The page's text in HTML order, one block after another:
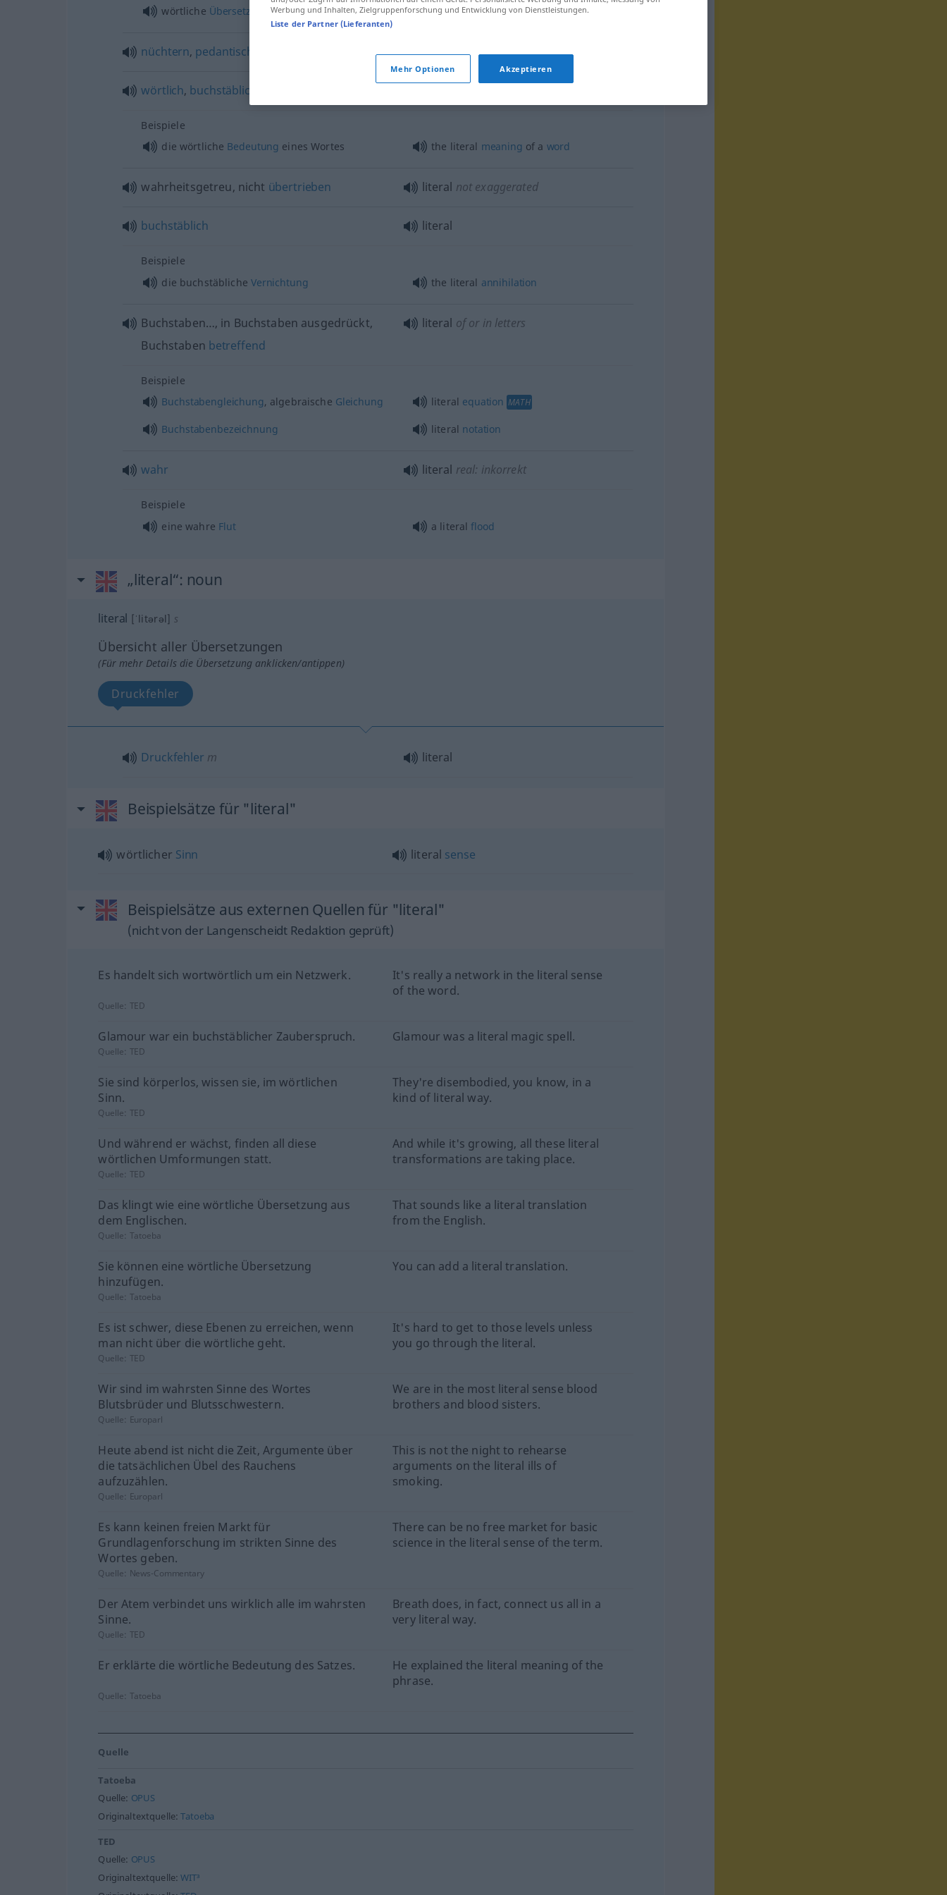
wörtliche Übersetzung literaltranslation
nüchtern, pedantisch literalmatter-of-fact
wörtlich, buchstäblich
Beispiele
die wörtliche Bedeutung eines Wortes the literal meaning of a word
wahrheitsgetreu, nicht übertrieben literal not exaggerated
buchstäblich literal
Beispiele
die buchstäbliche Vernichtung the literal annihilation
Buchstaben…, in Buchstaben ausgedrückt,
Buchstaben betreffend
literal of or in letters
Beispiele
Buchstabengleichung, algebraische Gleichung literal equation MATH
Buchstabenbezeichnung literal notation
wahr literal real: inkorrekt
Beispiele
eine wahre Flut a literalflood
„literal“: noun
literal [ˈlitərəl] s
Übersicht aller Übersetzungen
(Für mehr Details die Übersetzung anklicken/antippen)
Druckfehler
Druckfehler m literal
Beispielsätze für "literal"
wörtlicher Sinn literal sense
Beispielsätze aus externen Quellen für "literal"
(nicht von der Langenscheidt Redaktion geprüft)
Es handelt sich wortwörtlich um ein Netzwerk.
It's really a network in the literal sense
of the word.
Quelle: TED
Glamour war ein buchstäblicher Zauberspruch. Glamour was a literal magic spell.
Quelle: TED
Sie sind körperlos, wissen sie, im wörtlichen
Sinn.
They're disembodied, you know, in a
kind of literal way.
Quelle: TED
Und während er wächst, finden all diese
wörtlichen Umformungen statt.
And while it's growing, all these literal
transformations are taking place.
Quelle: TED
Das klingt wie eine wörtliche Übersetzung aus
dem Englischen.
That sounds like a literal translation
from the English.
Quelle: Tatoeba
Sie können eine wörtliche Übersetzung
hinzufügen.
You can add a literal translation.
Quelle: Tatoeba
Es ist schwer, diese Ebenen zu erreichen, wenn
man nicht über die wörtliche geht.
It's hard to get to those levels unless
you go through the literal.
Quelle: TED
Wir sind im wahrsten Sinne des Wortes
Blutsbrüder und Blutsschwestern.
We are in the most literal sense blood
brothers and blood sisters.
Quelle: Europarl
Heute abend ist nicht die Zeit, Argumente über
die tatsächlichen Übel des Rauchens
aufzuzählen.
This is not the night to rehearse
arguments on the literal ills of
smoking.
Quelle: Europarl
Es kann keinen freien Markt für
Grundlagenforschung im strikten Sinne des
Wortes geben.
There can be no free market for basic
science in the literal sense of the term.
Quelle: News-Commentary
Der Atem verbindet uns wirklich alle im wahrsten
Sinne.
Breath does, in fact, connect us all in a
very literal way.
Quelle: TED
Er erklärte die wörtliche Bedeutung des Satzes.
He explained the literal meaning of the
phrase.
Quelle: Tatoeba
Quelle
Tatoeba
Quelle: OPUS
Originaltextquelle:Tatoeba
TED
Quelle: OPUS
Originaltextquelle:WIT³
Werbung und Inhalten, Zielgruppenforschung und Entwicklung von Dienstleistungen.
Liste der Partner (Lieferanten)
Mehr Optionen Akzeptieren